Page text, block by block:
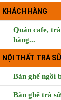
KHÁCH HÀNG
Quán cafe,
hàng...
NỘI THẤT TRÀ
Bàn ghế ngồi
Bàn ghế trà
BUI